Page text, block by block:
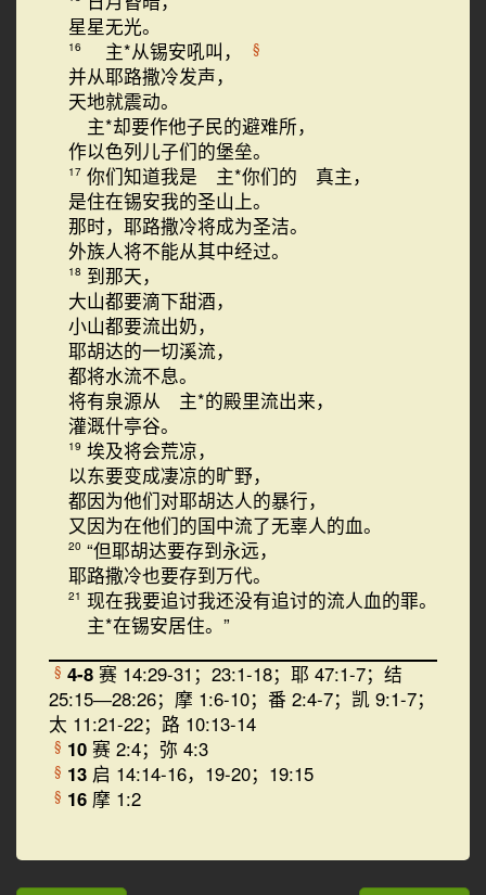
星星无光。
16 主*从锡安吼叫， §
并从耶路撒冷发声，
天地就震动。
主*却要作他子民的避难所，
作以色列儿子们的堡垒。
17 你们知道我是 主*你们的 真主，
是住在锡安我的圣山上。
那时，耶路撒冷将成为圣洁。
外族人将不能从其中经过。
18 到那天，
大山都要滴下甜酒，
小山都要流出奶，
耶胡达的一切溪流，
都将水流不息。
将有泉源从 主*的殿里流出来，
灌溉什亭谷。
19 埃及将会荒凉，
以东要变成凄凉的旷野，
都因为他们对耶胡达人的暴行，
又因为在他们的国中流了无辜人的血。
20 “但耶胡达要存到永远，
耶路撒冷也要存到万代。
21 现在我要追讨我还没有追讨的流人血的罪。
主*在锡安居住。”
§ 4-8 赛 14:29-31；23:1-18；耶 47:1-7；结
25:15―28:26；摩 1:6-10；番 2:4-7；凯 9:1-7；
太 11:21-22；路 10:13-14
§ 10 赛 2:4；弥 4:3
§ 13 启 14:14-16，19-20；19:15
§ 16 摩 1:2